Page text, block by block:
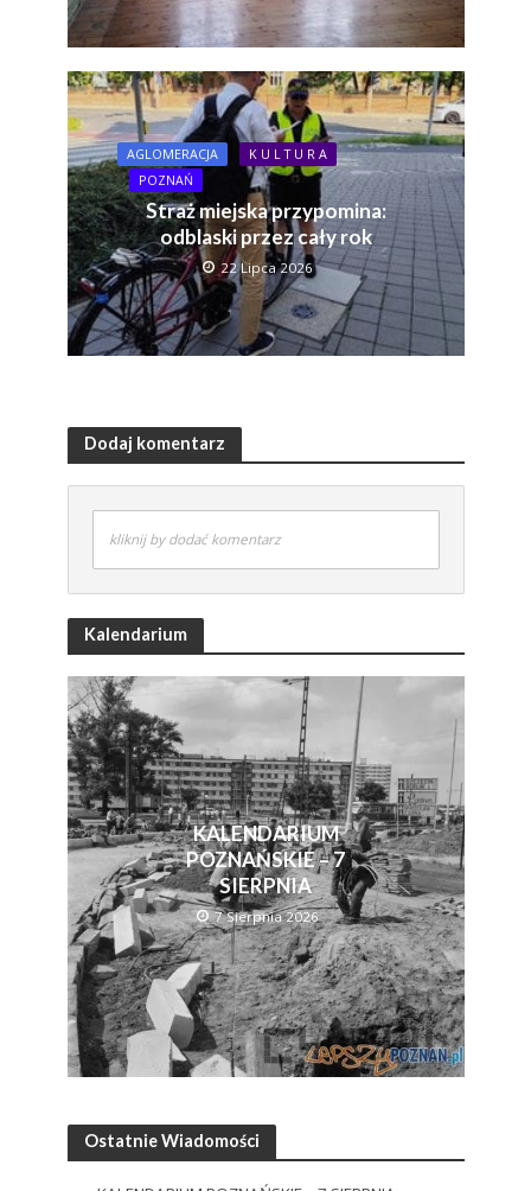
AGLOMERACJA
K U L T U R A
POZNAŃ
Straż miejska przypomina:
odblaski przez cały rok
22 Lipca 2026
Dodaj komentarz
kliknij by dodać komentarz
Kalendarium
KALENDARIUM
POZNAŃSKIE – 7
SIERPNIA
7 Sierpnia 2026
Ostatnie Wiadomości